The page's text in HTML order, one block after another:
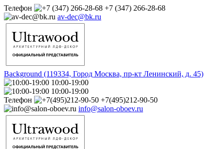
Телефон
+7 (347) 266-28-68
av-dec@bk.ru
Background (119334, Город Москва, пр-кт Ленинский, д. 45)
10:00-19:00
10:00-19:00
Телефон
+7(495)212-90-50
info@salon-oboev.ru